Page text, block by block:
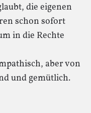
die eigenen
schon sofort
in die Rechte
aber von
und gemütlich.